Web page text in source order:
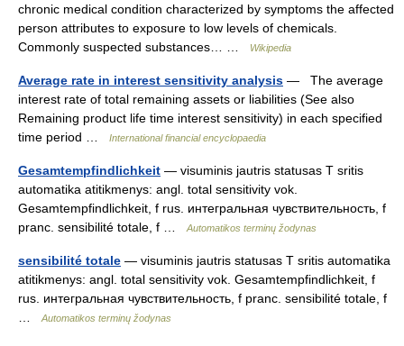
chronic medical condition characterized by symptoms the affected
person attributes to exposure to low levels of chemicals.
Commonly suspected substances… …
Wikipedia
Average rate in interest sensitivity analysis — The average
interest rate of total remaining assets or liabilities (See also
Remaining product life time interest sensitivity) in each specified
time period …
International financial encyclopaedia
Gesamtempfindlichkeit — visuminis jautris statusas T sritis
automatika atitikmenys: angl. total sensitivity vok.
Gesamtempfindlichkeit, f rus. интегральная чувствительность, f
pranc. sensibilité totale, f …
Automatikos terminų žodynas
sensibilité totale — visuminis jautris statusas T sritis automatika
atitikmenys: angl. total sensitivity vok. Gesamtempfindlichkeit, f
rus. интегральная чувствительность, f pranc. sensibilité totale, f
Automatikos terminų žodynas